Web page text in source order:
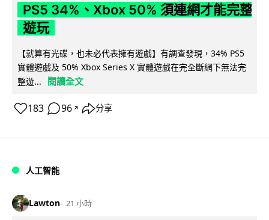
PS5 34%、Xbox 50% 須連網才能完整
遊玩
【就算有光碟，也未必代表擁有遊戲】有調查發現，34% PS5
實體遊戲及 50% Xbox Series X 實體遊戲在完全斷網下無法完
整遊...
閱讀全文
183 96 ↗ 分享
人工智能
Lawton 21 小時